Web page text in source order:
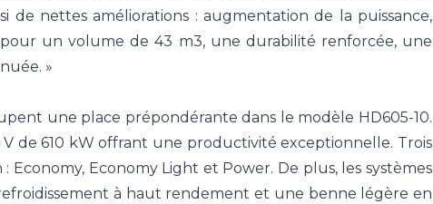
de nettes améliorations : augmentation de la puissance,
un volume de 43 m3, une durabilité renforcée, une
»
une place prépondérante dans le modèle HD605-10.
de 610 kW offrant une productivité exceptionnelle. Trois
Economy, Economy Light et Power. De plus, les systèmes
à haut rendement et une benne légère en